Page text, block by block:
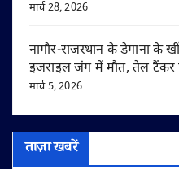
मार्च 28, 2026
नागौर-राजस्थान के डेगाना के
इजराइल जंग में मौत, तेल टैंकर
मार्च 5, 2026
ताज़ा खबरें